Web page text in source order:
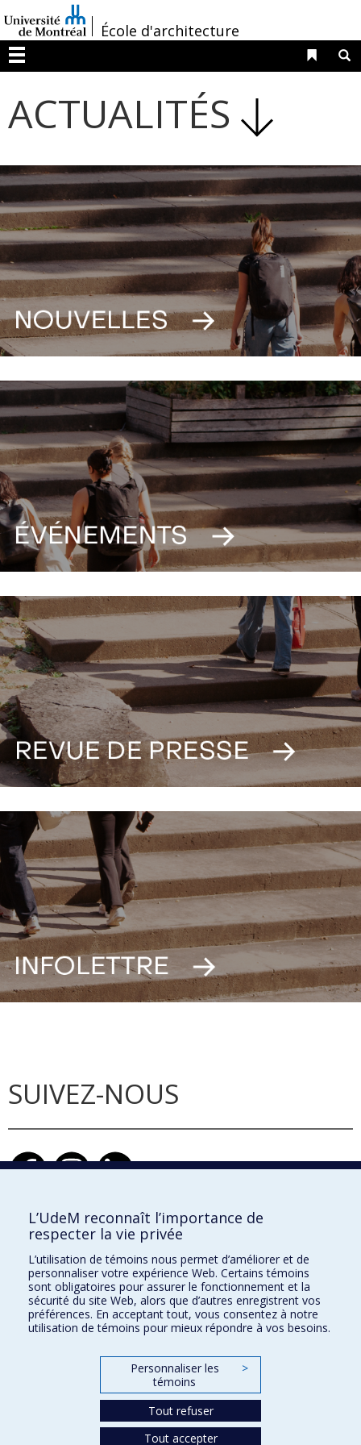
au
contenu
/École d'architecture
Menu
Liens
ACTUALITÉS
SUIVEZ-NOUS
École d'architecture
École de design
École d'urbanisme et d'architecture de paysage
Faculté de l'aménagement
L’UdeM reconnaît l’importance de
respecter la vie privée
L’utilisation de témoins nous permet d’améliorer et de
personnaliser votre expérience Web. Certains témoins
sont obligatoires pour assurer le fonctionnement et la
sécurité du site Web, alors que d’autres enregistrent vos
préférences. En acceptant tout, vous consentez à notre
utilisation de témoins pour mieux répondre à vos besoins.
Personnaliser les
témoins
>
Tout refuser
Tout accepter